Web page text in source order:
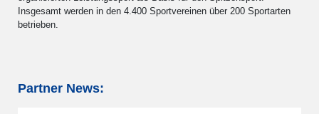
Insgesamt werden in den 4.400 Sportvereinen über 200 Sportarten
betrieben.
Partner News: